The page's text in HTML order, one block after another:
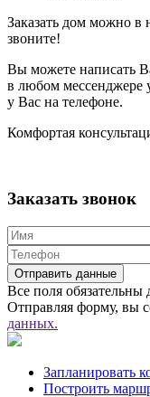
Заказать дом можно
звоните!
Вы можете написать
в любом мессенджере
у Вас на телефоне.
Комфортая
Заказать звонок
Все поля обязательны
Отправляя форму, вы
данных.
Запланировать
Построить